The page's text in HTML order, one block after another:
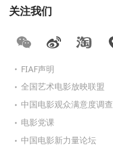
关注我们
FIAF声明
全国艺术电影放映联盟
中国电影观众满意度调查
电影党课
中国电影新力量论坛